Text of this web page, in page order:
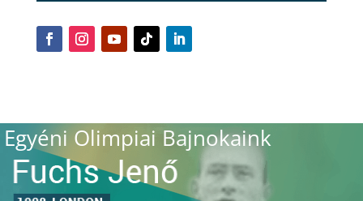
Egyéni Olimpiai Bajnokaink